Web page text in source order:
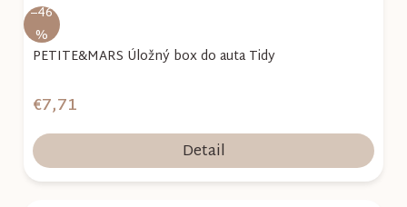
–46
%
PETITE&MARS Úložný box do auta Tidy
€7,71
Detail